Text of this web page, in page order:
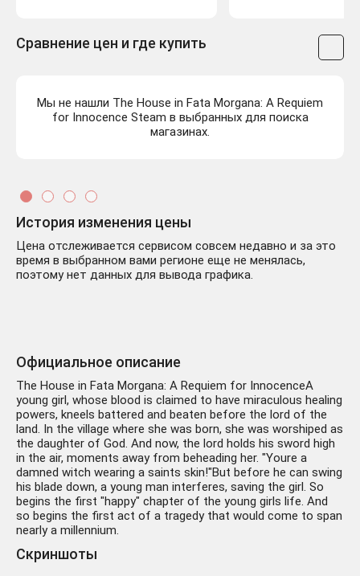
Сравнение цен и где купить
Мы не нашли The House in Fata Morgana: A Requiem
for Innocence Steam в выбранных для поиска
магазинах.
История изменения цены
Цена отслеживается сервисом совсем недавно и за это
время в выбранном вами регионе еще не менялась,
поэтому нет данных для вывода графика.
Официальное описание
The House in Fata Morgana: A Requiem for InnocenceA
young girl, whose blood is claimed to have miraculous healing
powers, kneels battered and beaten before the lord of the
land. In the village where she was born, she was worshiped as
the daughter of God. And now, the lord holds his sword high
in the air, moments away from beheading her. "Youre a
damned witch wearing a saints skin!"But before he can swing
his blade down, a young man interferes, saving the girl. So
begins the first "happy" chapter of the young girls life. And
so begins the first act of a tragedy that would come to span
nearly a millennium.
Скриншоты